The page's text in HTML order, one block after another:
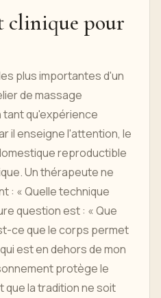
clinique pour
plus importantes d'un
de massage
tant qu'expérience
il enseigne l'attention, le
reproductible
Un thérapeute ne
: « Quelle technique
question est : « Que
ce que le corps permet
est en dehors de mon
protège le
la tradition ne soit